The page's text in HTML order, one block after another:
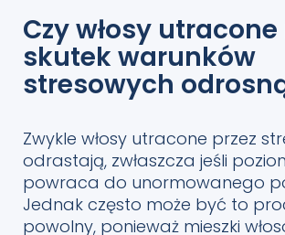
Czy włosy utracone
skutek warunków
stresowych
Zwykle włosy utracone przez
odrastają, zwłaszcza jeśli
powraca do unormowanego
Jednak często może być to
powolny, ponieważ mieszki